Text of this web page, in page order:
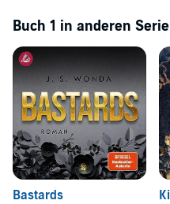
Buch 1 in anderen
Bastards